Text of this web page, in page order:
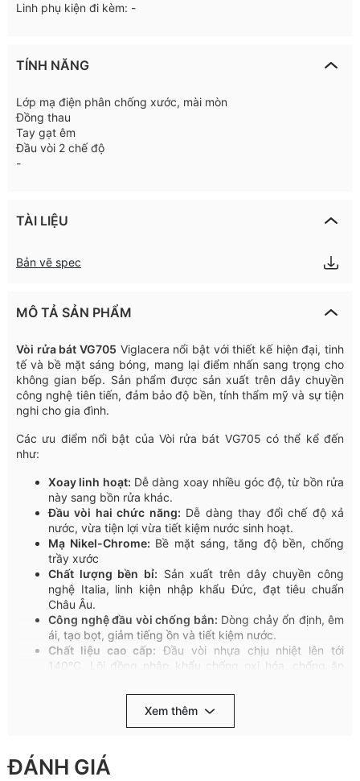
Linh phụ kiện đi kèm: -
TÍNH NĂNG
Lớp mạ điện phân chống xước, mài mòn
Đồng thau
Tay gạt êm
Đầu vòi 2 chế độ
-
TÀI LIỆU
Bản vẽ spec
MÔ TẢ SẢN PHẨM
Vòi rửa bát VG705 Viglacera nổi bật với thiết kế hiện đại, tinh
tế và bề mặt sáng bóng, mang lại điểm nhấn sang trọng cho
không gian bếp. Sản phẩm được sản xuất trên dây chuyền
công nghệ tiên tiến, đảm bảo độ bền, tính thẩm mỹ và sự tiện
nghi cho gia đình.
Các ưu điểm nổi bật của Vòi rửa bát VG705 có thể kể đến
như:
Xoay linh hoạt: Dễ dàng xoay nhiều góc độ, từ bồn rửa
này sang bồn rửa khác.
Đầu vòi hai chức năng: Dễ dàng thay đổi chế độ xả
nước, vừa tiện lợi vừa tiết kiệm nước sinh hoạt.
Mạ Nikel-Chrome: Bề mặt sáng, tăng độ bền, chống
trầy xước
Chất lượng bền bỉ: Sản xuất trên dây chuyền công
nghệ Italia, linh kiện nhập khẩu Đức, đạt tiêu chuẩn
Châu Âu.
Công nghệ đầu vòi chống bắn: Dòng chảy ổn định, êm
ái, tạo bọt, giảm tiếng ồn và tiết kiệm nước.
Chất liệu cao cấp: Đầu vòi nhựa chịu nhiệt lên tới
140°C. Lõi đồng nhập khẩu chống oxi hóa, chống ăn
Gioăng cao su đàn hồi:Chịu mài mòn tốt, chịu nhiệt lên
tới 90°C, tăng tuổi thọ sản phẩm.
rửa bát VG705
Viglacera là lựa chọn hoàn hảo để nâng tầm
không gian bếp, mang lại sự tiện nghi. Khám phá thêm nhiều
Xem thêm
ĐÁNH GIÁ